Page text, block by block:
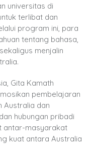
universitas di
terlibat dan
program ini, para
tentang bahasa,
menjalin
Gita Kamath
pembelajaran
Australia dan
hubungan pribadi
antar-masyarakat
kuat antara Australia